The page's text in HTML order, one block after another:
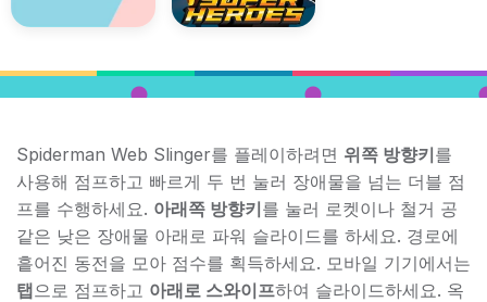
Spiderman Web Slinger를 플레이하려면 위쪽 방향키를
사용해 점프하고 빠르게 두 번 눌러 장애물을 넘는 더블 점
프를 수행하세요. 아래쪽 방향키를 눌러 로켓이나 철거 공
같은 낮은 장애물 아래로 파워 슬라이드를 하세요. 경로에
흩어진 동전을 모아 점수를 획득하세요. 모바일 기기에서는
탭으로 점프하고 아래로 스와이프하여 슬라이드하세요. 옥